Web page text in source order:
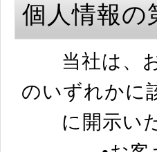
個人情報の
当社は、お
のいずれかに
に開示いた